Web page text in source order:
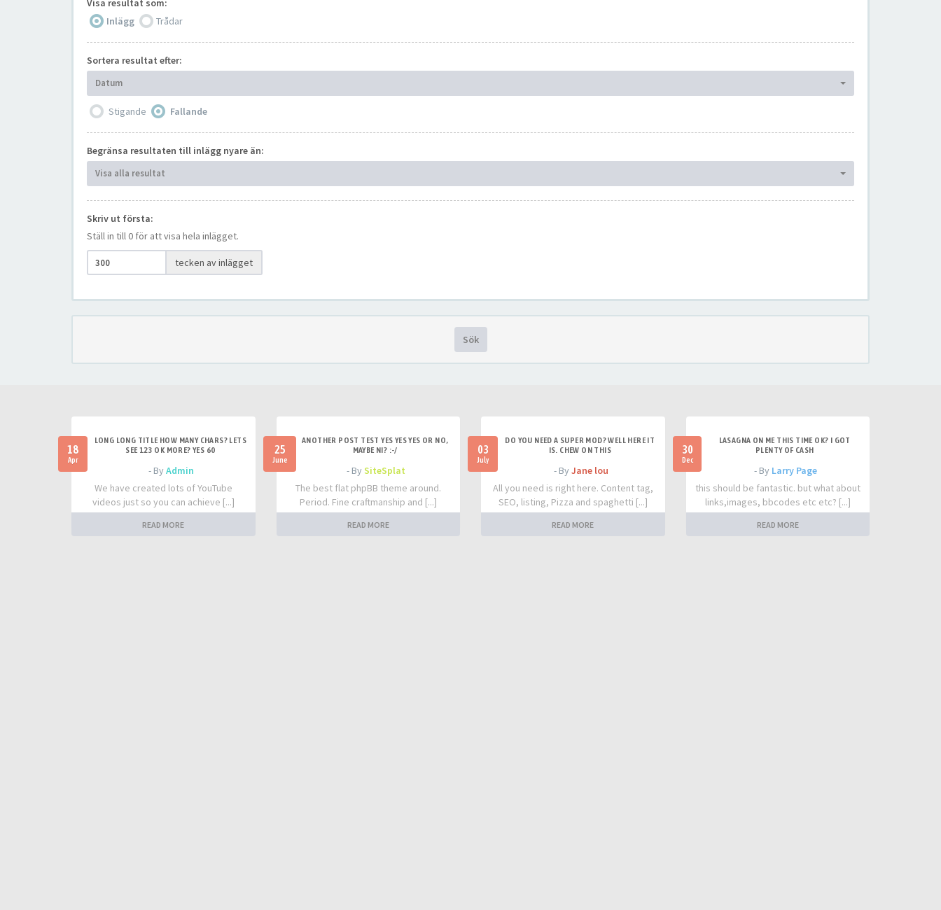
Visa resultat som:
Inlägg
Trådar
Sortera resultat efter:
Datum
Stigande Fallande
Begränsa resultaten till inlägg nyare än:
Visa alla resultat
Skriv ut första:
Ställ in till 0 för att visa hela inlägget.
tecken av inlägget
Sök
18
Apr
LONG LONG TITLE HOW MANY CHARS? LETS
SEE 123 OK MORE? YES 60
- ByAdmin
We have created lots of YouTube
videos just so you can achieve [...]
READ MORE
25
June
ANOTHER POST TEST YES YES YES OR NO,
MAYBE NI? :-/
- BySiteSplat
The best flat phpBB theme around.
Period. Fine craftmanship and [...]
READ MORE
03
July
DO YOU NEED A SUPER MOD? WELL HERE IT
IS. CHEW ON THIS
- By Jane lou
All you need is right here. Content tag,
SEO, listing, Pizza and spaghetti [...]
READ MORE
30
Dec
LASAGNA ON ME THIS TIME OK? I GOT
PLENTY OF CASH
- By Larry Page
this should be fantastic. but what about
links,images, bbcodes etc etc? [...]
READ MORE